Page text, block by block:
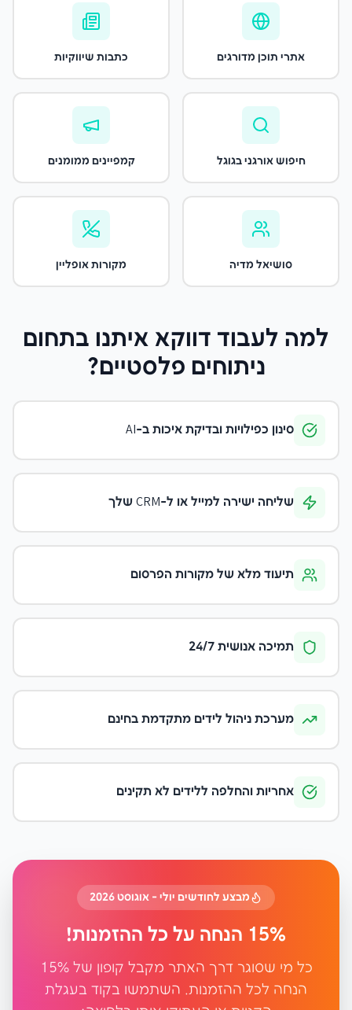
אתרי תוכן מדורגים כתבות שיווקיות
חיפוש אורגני בגוגל קמפיינים ממומנים
סושיאל מדיה מקורות אופליין
למה לעבוד דווקא איתנו בתחום
ניתוחים פלסטיים?
סינון כפילויות ובדיקת איכות ב-AI
שליחה ישירה למייל או ל-CRM שלך
תיעוד מלא של מקורות הפרסום
תמיכה אנושית 24/7
מערכת ניהול לידים מתקדמת בחינם
אחריות והחלפה ללידים לא תקינים
מבצע לחודשים יולי - אוגוסט 2026
15% הנחה על כל ההזמנות!
כל מי שסוגר דרך האתר מקבל קופון של 15%
הנחה לכל ההזמנות. השתמשו בקוד בעגלת